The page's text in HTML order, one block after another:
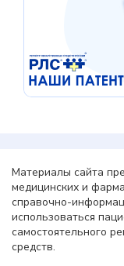
Материалы сайта
медицинских и
справочно-
использоваться
самостоятельного
средств.